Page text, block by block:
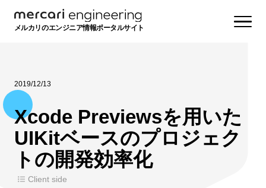
メルカリのエンジニア情報ポータルサイト
2019/12/13
Xcode Previewsを用いた
UIKitベースのプロジェク
トの開発効率化
Client side